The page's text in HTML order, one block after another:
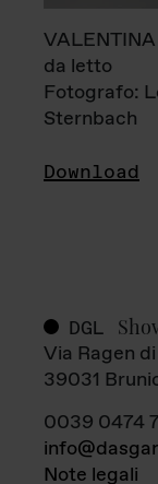
da letto
Fotografo:
Sternbach
Download
DGL
Via Ragen
39031
0039 0474
Note legali